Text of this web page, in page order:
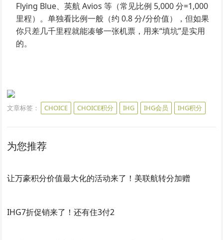
Flying Blue、英航 Avios 等（常见比例 5,000 分=1,000
里程）。单独看比例一般（约 0.8 分/分价值），但如果
你只差几千里程就能凑够一张机票，用来“填坑”是实用
的。
文章标签： CHOICE CHOICE积分 IHG IHG会员 IHG积分
为您推荐
让万豪积分价值最大化的活动来了！美联航转分加赠
IHG7折促销来了！还有住3付2